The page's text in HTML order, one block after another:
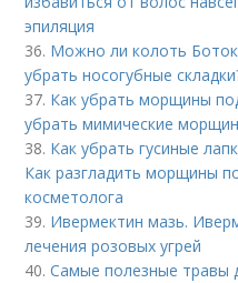
эпиляция
36. Можно ли колоть
убрать носогубные
37. Как убрать морщины
убрать мимические
38. Как убрать гусиные
Как разгладить морщины
косметолога
39. Ивермектин мазь.
лечения розовых угрей
40.Самые полезные травы